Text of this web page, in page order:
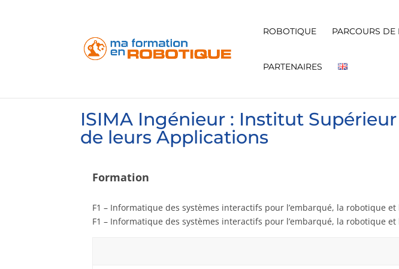
ROBOTIQUE PARCOURS
PARTENAIRES
ISIMA Ingénieur : Institut
de leurs Applications
Formation
F1 – Informatique des systèmes interactifs pour l’embarqué, la robotique
F1 – Informatique des systèmes interactifs pour l’embarqué, la robotique